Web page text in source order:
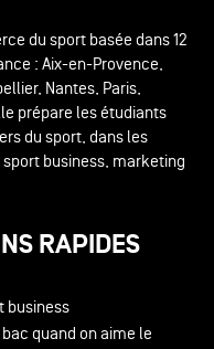
du sport basée dans 12
: Aix-en-Provence,
Nantes, Paris,
prépare les étudiants
du sport, dans les
business, marketing
RAPIDES
business
bac quand on aime le